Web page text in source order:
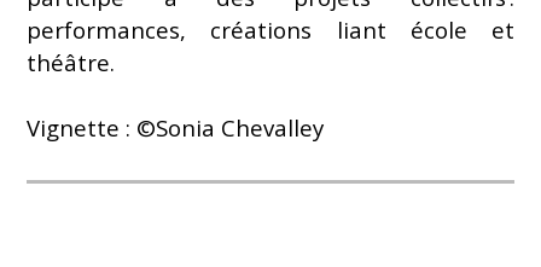
performances, créations liant école et
théâtre.
Vignette : ©Sonia Chevalley